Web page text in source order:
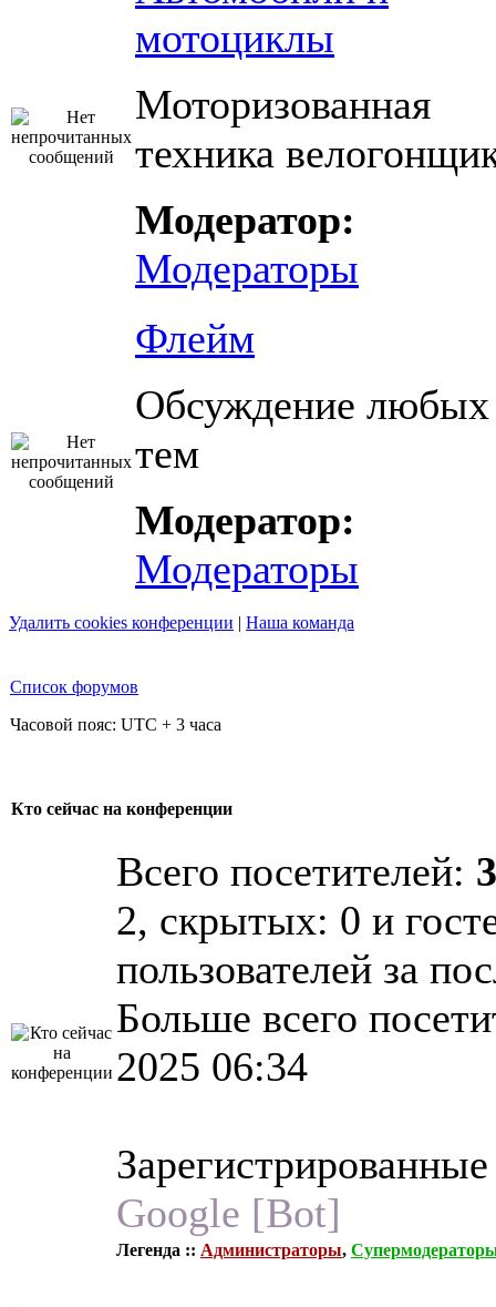
мотоциклы
Моторизованная
техника
Модератор:
Модераторы
Флейм
Обсуждение любых
тем
Модератор:
Модераторы
Удалить cookies конференции | Наша команда
Список форумов
Часовой пояс: UTC + 3 часа
Кто сейчас на конференции
Всего посетителей:
2, скрытых: 0 и
пользователей за
Больше всего
2025 06:34
Google [Bot]
Легенда :: Администраторы,